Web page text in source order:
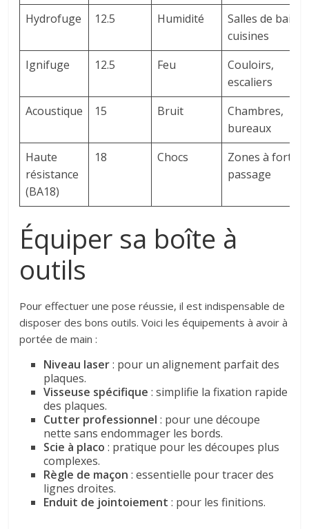
Hydrofuge
12.5 Humidité
Salles de bain,
cuisines
Ignifuge
12.5 Feu
Couloirs,
escaliers
Acoustique
15 Bruit
Chambres,
bureaux
Haute
résistance
(BA18)
18 Chocs
Zones à fort
passage
Équiper sa boîte à
outils
Pour effectuer une pose réussie, il est indispensable de
disposer des bons outils. Voici les équipements à avoir à
portée de main :
Niveau laser: pour un alignement parfait des
plaques.
Visseuse spécifique : simplifie la fixation rapide
des plaques.
Cutter professionnel : pour une découpe
nette sans endommager les bords.
Scie à placo : pratique pour les découpes plus
complexes.
Règle de maçon : essentielle pour tracer des
lignes droites.
Enduit de jointoiement : pour les finitions.